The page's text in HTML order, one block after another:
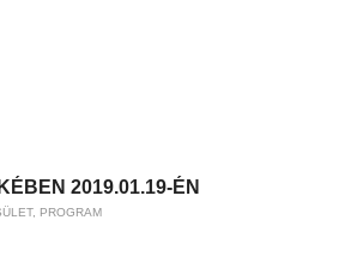
2019.01.19-ÉN
, PROGRAM